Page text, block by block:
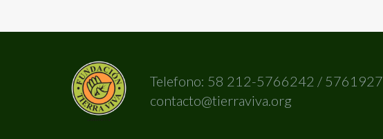
Telefono: 58 212-5766242 / 5761927
contacto@tierraviva.org